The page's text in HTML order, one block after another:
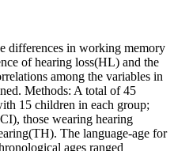
differences in working memory
of hearing loss(HL) and the
among the variables in
Methods: A total of 45
15 children in each group;
those wearing hearing
The language-age for
ages ranged